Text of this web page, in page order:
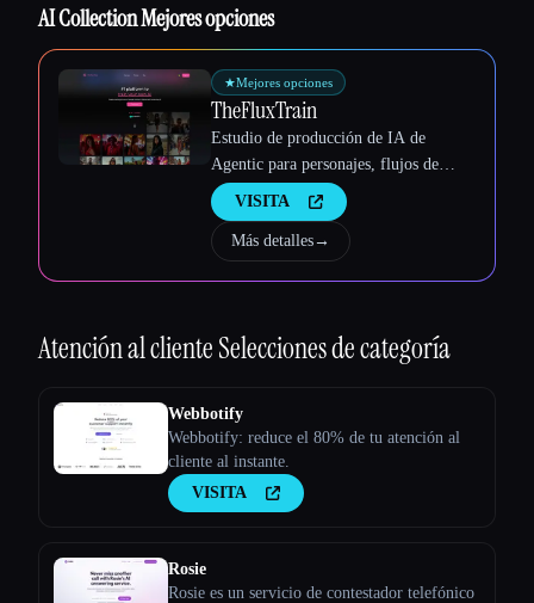
AI Collection Mejores opciones
★Mejores opciones
TheFluxTrain
Estudio de producción de IA de
Agentic para personajes, flujos de
trabajo y vídeos coherentes
VISITA
Más detalles→
Atención al clienteSelecciones de categoría
Webbotify
Webbotify: reduce el 80% de tu atención al
cliente al instante.
VISITA
Rosie
Rosie es un servicio de contestador telefónico